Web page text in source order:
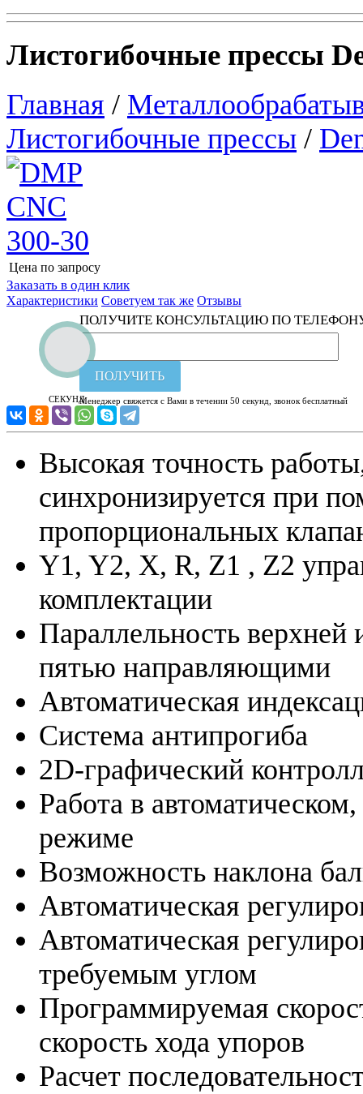
Листогибочные прессы
Главная /
Листогибочные прессы /
Цена по запросу
Заказать в один клик
Характеристики Советуем так же Отзывы
СЕКУНД
ПОЛУЧИТЕ КОНСУЛЬТАЦИЮ ПО
ПОЛУЧИТЬ
Менеджер свяжется с Вами в течении 50 секунд, звонок бесплатный
Высокая точность
синхронизируется при
пропорциональных
Y1, Y2, X, R, Z1 , Z2
комплектации
Параллельность верхней
пятью направляющими
Автоматическая
Система антипрогиба
2D-графический
Работа в
режиме
Возможность наклона
Автоматическая
Автоматическая
требуемым углом
Программируемая
скорость хода упоров
Расчет